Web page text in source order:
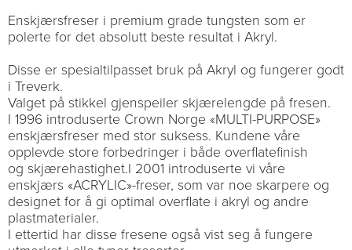
Enskjærsfreser i premium grade tungsten som er
polerte for det absolutt beste resultat i Akryl.
Disse er spesialtilpasset bruk på Akryl og fungerer godt
i Treverk.
Valget på stikkel gjenspeiler skjærelengde på fresen.
I 1996 introduserte Crown Norge «MULTI-PURPOSE»
enskjærsfreser med stor suksess. Kundene våre
opplevde store forbedringer i både overflatefinish
og skjærehastighet.I 2001 introduserte vi våre
enskjærs «ACRYLIC»-freser, som var noe skarpere og
designet for å gi optimal overflate i akryl og andre
plastmaterialer.
I ettertid har disse fresene også vist seg å fungere